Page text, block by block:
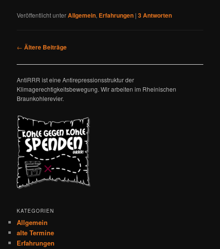
Veröffentlicht unterAllgemein, Erfahrungen |3Antworten
Beitragsnavigation
← Ältere Beiträge
AntiRRR ist eine Antirepressionsstruktur der
Klimagerechtigkeitsbewegung. Wir arbeiten im Rheinischen
Braunkohlerevier.
KATEGORIEN
Allgemein
alte Termine
Erfahrungen